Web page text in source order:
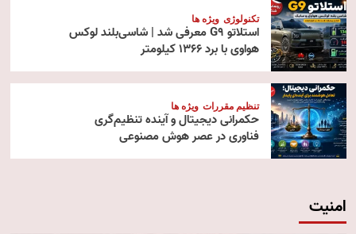
تکنولوژی ویژه ها
استلاتو G9 معرفی شد | شاسی‌بلند لوکس
هواوی با برد ۱۳۶۶ کیلومتر
تنظیم مقررات ویژه ها
حکمرانی دیجیتال و آینده تنظیم‌گری
فناوری در عصر هوش مصنوعی
امنیت